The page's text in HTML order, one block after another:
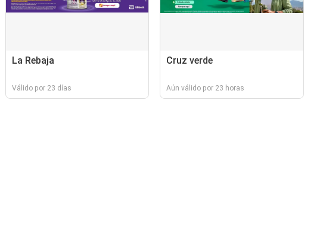
La Rebaja
Válido por 23 días
Cruz verde
Aún válido por 23 horas